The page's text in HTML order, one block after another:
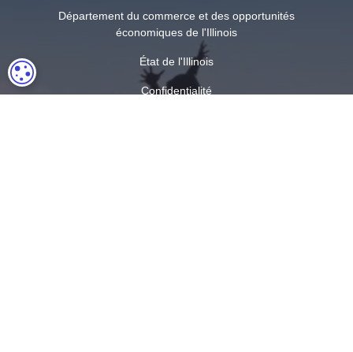
Département du commerce et des opportunités
économiques de l'Illinois
État de l'Illinois
Confidentialité
PARAMÉTRAGE DES COOKIES